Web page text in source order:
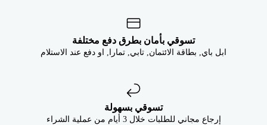
تسوقي بأمان بطرق دفع مختلفة
ابل باي, بطاقة الائتمان, تابي, تمارا, او دفع عند الاستلام
تسوقي بسهولة
إرجاع مجاني للطلبات خلال 3 أيام من عملية الشراء